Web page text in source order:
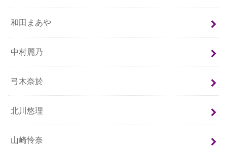
和田まあや
中村麗乃
弓木奈於
北川悠理
山崎怜奈